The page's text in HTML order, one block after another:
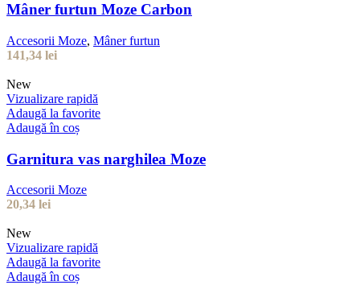
Mâner furtun Moze Carbon
Accesorii Moze, Mâner furtun
141,34 lei
New
Vizualizare rapidă
Adaugă la favorite
Adaugă în coș
Garnitura vas narghilea Moze
Accesorii Moze
20,34 lei
New
Vizualizare rapidă
Adaugă la favorite
Adaugă în coș